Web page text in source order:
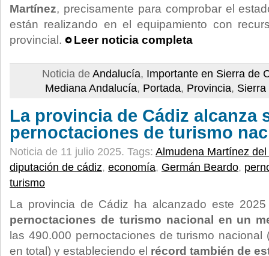
Martínez, precisamente para comprobar el
están realizando en el equipamiento con
provincial.
Leer noticia completa
Noticia de Andalucía, Importante en Sierra de
Mediana Andalucía, Portada, Provincia, Sierra
La provincia de Cádiz alcanza
pernoctaciones de turismo
Noticia de 11 julio 2025. Tags: Almudena Martínez
diputación de cádiz, economía, Germán Beardo,
turismo
La provincia de Cádiz ha alcanzado este
pernoctaciones de turismo nacional en un
las 490.000 pernoctaciones de turismo nacional
en total) y estableciendo el récord también de